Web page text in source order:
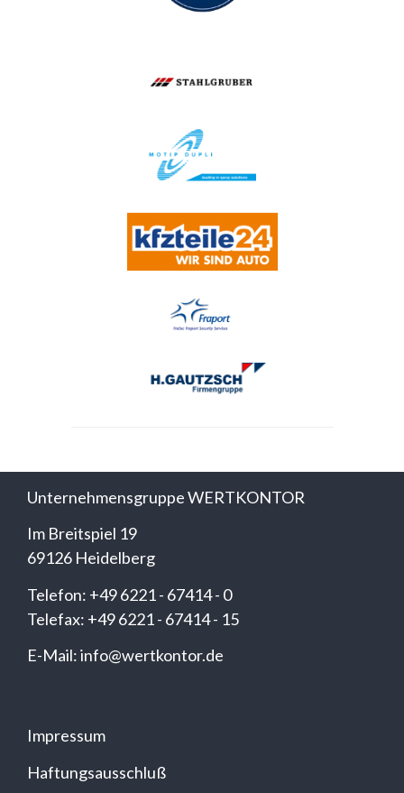
Unternehmensgruppe WERTKONTOR
Im Breitspiel 19
69126 Heidelberg
Telefon: +49 6221 - 67414 - 0
Telefax: +49 6221 - 67414 - 15
E-Mail: info@wertkontor.de
Impressum
Haftungsausschluß